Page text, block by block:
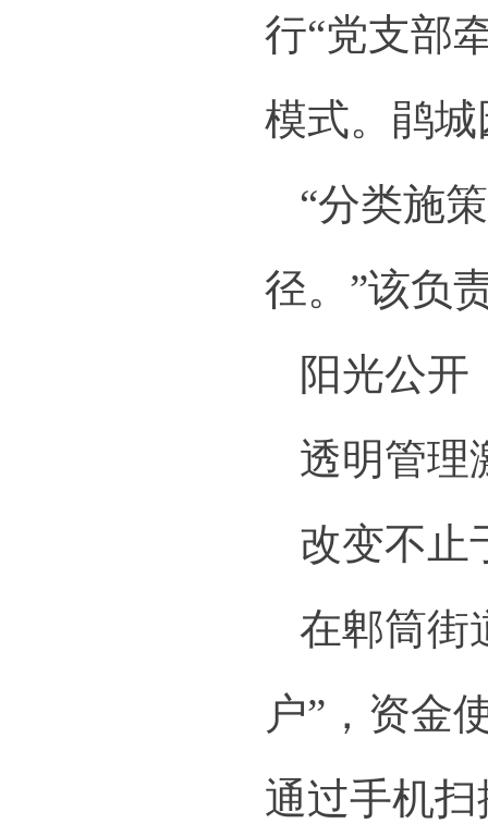
行“党支部
模式。鹃
“分类施
径。”该负
阳光公开
透明管理
改变不止
在郫筒街
户”，资金
通过手机